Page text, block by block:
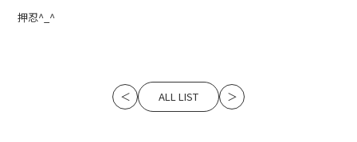
押忍^_^
＜ ALL LIST ＞